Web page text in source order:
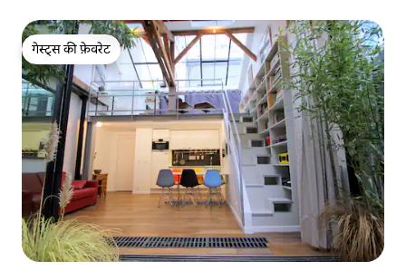
गेस्ट्स की फ़ेवरेट
गेस्ट्स की फ़ेवरेट